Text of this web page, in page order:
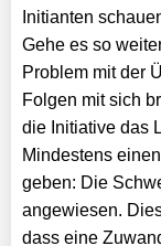
Initianten
Gehe es so
Problem mit der
Folgen mit sich
die Initiative das
Mindestens
geben: Die
angewiesen.
dass eine